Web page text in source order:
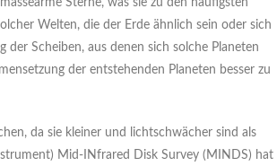
Sterne, was sie zu den häufigsten
Welten, die der Erde ähnlich sein oder sich
Scheiben, aus denen sich solche Planeten
der entstehenden Planeten besser zu
da sie kleiner und lichtschwächer sind als
Mid-INfrared Disk Survey (MINDS) hat